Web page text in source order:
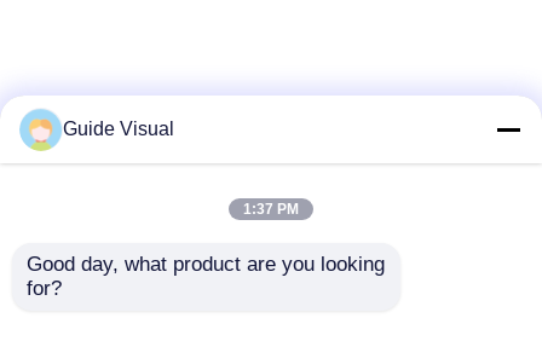
Guide Visual
1:37 PM
Good day, what product are you looking
for?